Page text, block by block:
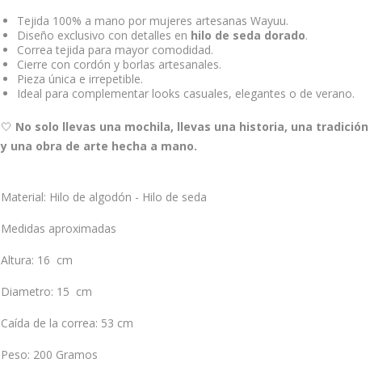
Tejida 100% a mano por mujeres artesanas Wayuu.
Diseño exclusivo con detalles en hilo de seda dorado.
Correa tejida para mayor comodidad.
Cierre con cordón y borlas artesanales.
Pieza única e irrepetible.
Ideal para complementar looks casuales, elegantes o de verano.
🤍 No solo llevas una mochila, llevas una historia, una tradición
y una obra de arte hecha a mano.
Material: Hilo de algodón - Hilo de seda
Medidas aproximadas
Altura: 16 cm
Diametro: 15 cm
Caída de la correa: 53 cm
Peso: 200 Gramos